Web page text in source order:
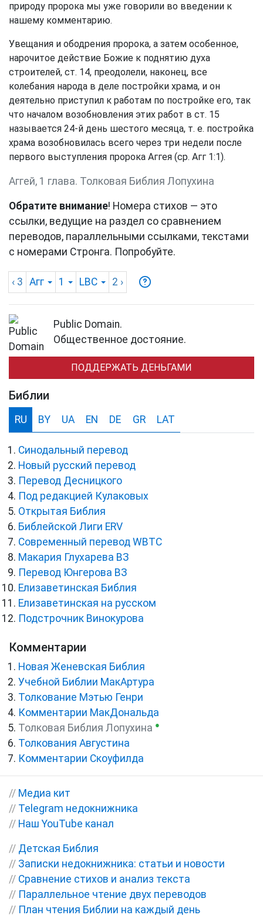
природу пророка мы уже говорили во введении к
нашему комментарию.
Увещания и ободрения пророка, а затем особенное,
нарочитое действие Божие к поднятию духа
строителей, ст. 14, преодолели, наконец, все
колебания народа в деле постройки храма, и он
деятельно приступил к работам по постройке его, так
что началом возобновления этих работ в ст. 15
называется 24-й день шестого месяца, т. е. постройка
храма возобновилась всего через три недели после
первого выступления пророка Аггея (ср. Агг 1:1).
Аггей, 1 глава. Толковая Библия Лопухина
Обратите внимание! Номера стихов — это
ссылки, ведущие на раздел со сравнением
переводов, параллельными ссылками, текстами
с номерами Стронга. Попробуйте.
‹ 3 Агг 1 LBC 2 ›
Public Domain.
Общественное достояние.
ПОДДЕРЖАТЬ ДЕНЬГАМИ
Библии
RU BY UA EN DE GR LAT
Синодальный перевод
Новый русский перевод
Перевод Десницкого
Под редакцией Кулаковых
Открытая Библия
Библейской Лиги ERV
Cовременный перевод WBTC
Макария Глухарева ВЗ
Перевод Юнгерова ВЗ
Елизаветинская Библия
Елизаветинская на русском
Подстрочник Винокурова
Комментарии
Новая Женевская Библия
Учебной Библии МакАртура
Толкование Мэтью Генри
Комментарии МакДональда
Толковая Библия Лопухина ●
Толкования Августина
Комментарии Скоуфилда
// Медиа кит
// Telegram недокнижника
// Наш YouTube канал
// Детская Библия
// Записки недокнижника: статьи и новости
// Сравнение стихов и анализ текста
// Параллельное чтение двух переводов
// План чтения Библии на каждый день